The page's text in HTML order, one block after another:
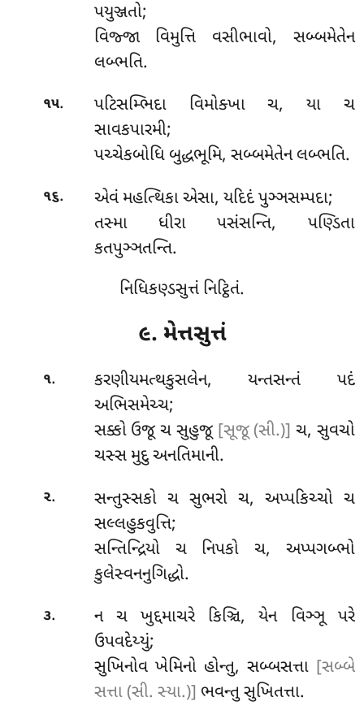
પયુઞ્જતો;
વિજ્જા વિમુત્તિ વસીભાવો, સબ્બમેતેન
લબ્ભતિ.
૧૫. પટિસમ્ભિદા વિમોક્ખા ચ, યા ચ
સાવકપારમી;
પચ્ચેકબોધિ બુદ્ધભૂમિ, સબ્બમેતેન લબ્ભતિ.
૧૬. એવં મહત્થિકા એસા, યદિદં પુઞ્ઞસમ્પદા;
તસ્મા ધીરા પસંસન્તિ, પણ્ડિતા
કતપુઞ્ઞતન્તિ.
નિધિકણ્ડસુત્તં નિટ્ઠિતં.
૯. મેત્તસુત્તં
૧. કરણીયમત્થકુસલેન, યન્તસન્તં પદં
અભિસમેચ્ચ;
સક્કો ઉજૂ ચ સુહુજૂ [સૂજૂ (સી.)] ચ, સુવચો
ચસ્સ મુદુ અનતિમાની.
૨. સન્તુસ્સકો ચ સુભરો ચ, અપ્પકિચ્ચો ચ
સલ્લહુકવુત્તિ;
સન્તિન્દ્રિયો ચ નિપકો ચ, અપ્પગબ્ભો
કુલેસ્વનનુગિદ્ધો.
૩.
ન ચ ખુદ્દમાચરે કિઞ્ચિ, યેન વિઞ્ઞૂ પરે
ઉપવદેય્યું;
સુખિનોવ ખેમિનો હોન્તુ, સબ્બસત્તા [સબ્બે
સત્તા (સી. સ્યા.)] ભવન્તુ સુખિતત્તા.